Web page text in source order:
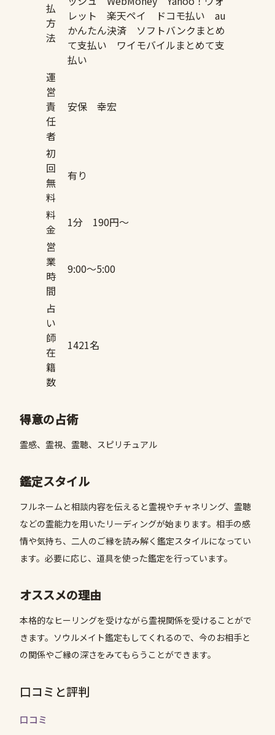
払
方
法
レット 楽天ペイ ドコモ払い au
かんたん決済 ソフトバンクまとめ
て支払い ワイモバイルまとめて支
払い
運
営
責
任
者
安保 幸宏
初
回
無
料
有り
料
金
1分 190円〜
営
業
時
間
9:00〜5:00
占
い
師
在
籍
数
1421名
得意の占術
霊感、霊視、霊聴、スピリチュアル
鑑定スタイル
フルネームと相談内容を伝えると霊視やチャネリング、霊聴
などの霊能力を用いたリーディングが始まります。相手の感
情や気持ち、二人のご縁を読み解く鑑定スタイルになってい
ます。必要に応じ、道具を使った鑑定を行っています。
オススメの理由
本格的なヒーリングを受けながら霊視関係を受けることがで
きます。ソウルメイト鑑定もしてくれるので、今のお相手と
の関係やご縁の深さをみてもらうことができます。
口コミと評判
口コミ